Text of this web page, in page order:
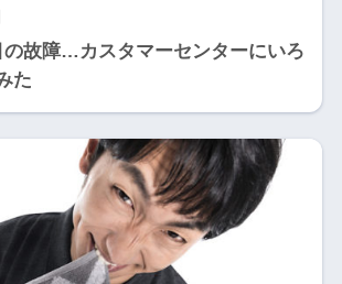
の故障…カスタマーセンターにいろ
た